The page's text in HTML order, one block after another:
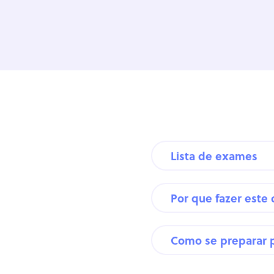
Lista de exames
Por que fazer este
Como se preparar